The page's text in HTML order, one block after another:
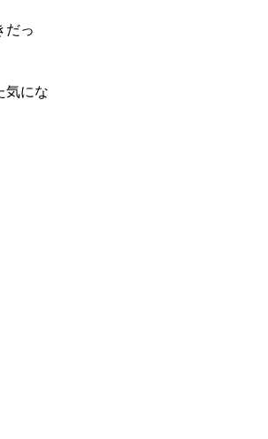
だっ
気にな